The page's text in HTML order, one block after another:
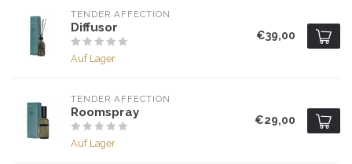
TENDER AFFECTION
Diffusor
Auf Lager
€39,00
TENDER AFFECTION
Roomspray
Auf Lager
€29,00